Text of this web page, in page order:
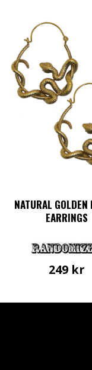
NATURAL GOLDEN
EARRINGS
249 kr